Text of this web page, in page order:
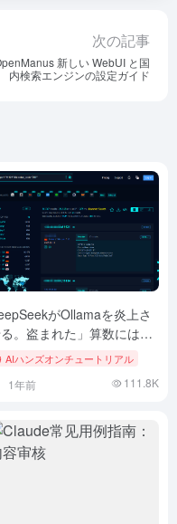
次の記事
新しい WebUI と国
内検索エンジンの設定ガイド
AI
がOllamaを炎上さ
。盗まれた」算数には要
意
AIハンズオンチュートリアル
1年前 111.8K